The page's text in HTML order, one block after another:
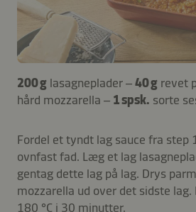
200 g lasagneplader –40 g revet
hård mozzarella – 1 spsk. sorte
Fordel et tyndt lag sauce fra step
ovnfast fad. Læg et lag
gentag dette lag på lag. Drys
mozzarella ud over det sidste lag.
180 °C i 30 minutter.